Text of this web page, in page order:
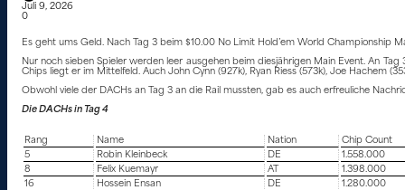
Juli 9, 2026
0
Es geht ums Geld. Nach Tag 3 beim $10.00 No Limit Hold’em World Championship
Nur noch sieben Spieler werden leer ausgehen beim diesjährigen Main Event. An
Chips liegt er im Mittelfeld. Auch John Cynn (927k), Ryan Riess (573k), Joe Hachem
Obwohl viele der DACHs an Tag 3 an die Rail mussten, gab es auch erfreuliche
Die DACHs in Tag 4
Rang Name Nation
Chip Count
5
Robin Kleinbeck DE
1.558.000
8
Felix Kuemayr AT
1.398.000
16
Hossein Ensan DE
1.280.000